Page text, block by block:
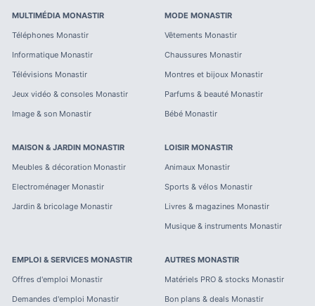
MULTIMÉDIA MONASTIR
Téléphones Monastir
Informatique Monastir
Télévisions Monastir
Jeux vidéo & consoles Monastir
Image & son Monastir
MODE MONASTIR
Vêtements Monastir
Chaussures Monastir
Montres et bijoux Monastir
Parfums & beauté Monastir
Bébé Monastir
MAISON & JARDIN MONASTIR
Meubles & décoration Monastir
Electroménager Monastir
Jardin & bricolage Monastir
LOISIR MONASTIR
Animaux Monastir
Sports & vélos Monastir
Livres & magazines Monastir
Musique & instruments Monastir
EMPLOI & SERVICES MONASTIR
Offres d'emploi Monastir
Demandes d'emploi Monastir
AUTRES MONASTIR
Matériels PRO & stocks Monastir
Bon plans & deals Monastir